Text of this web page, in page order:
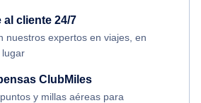
al cliente 24/7
nuestros expertos en viajes, en
lugar
ClubMiles
y millas aéreas para